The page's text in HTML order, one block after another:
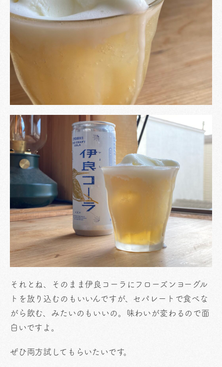
それとね、そのまま伊良コーラにフローズンヨーグル
トを放り込むのもいいんですが、セパレートで食べな
がら飲む、みたいのもいいの。味わいが変わるので面
白いですよ。
ぜひ両方試してもらいたいです。